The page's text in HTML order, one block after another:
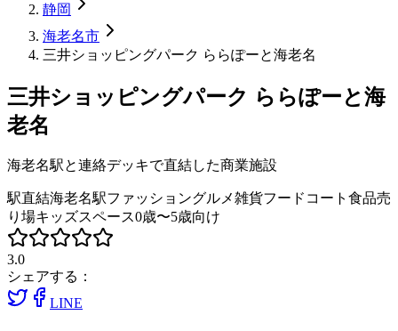
静岡
海老名市
三井ショッピングパーク ららぽーと海老名
三井ショッピングパーク ららぽーと海
老名
海老名駅と連絡デッキで直結した商業施設
駅直結海老名駅ファッショングルメ雑貨フードコート 食品売
り場キッズスペース0歳〜5歳向け
3.0
シェアする：
LINE